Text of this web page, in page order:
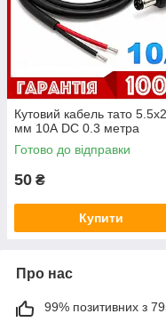
Кутовий кабель тато
мм 10А DC 0.3 метра
Готово до відправки
50 ₴
Купити
Про нас
99% позитивних з